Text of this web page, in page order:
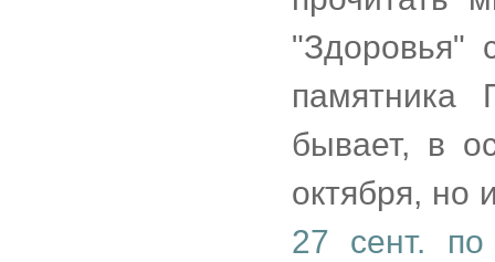
"Здоровья"
памятника
бывает, в
октября, но
27 сент. по